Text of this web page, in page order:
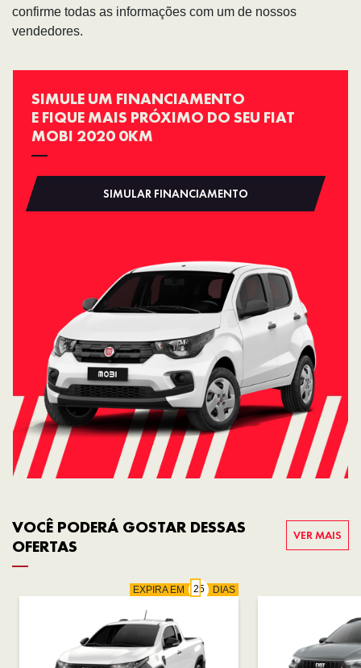
confirme todas as informações com um de nossos
vendedores.
SIMULE UM FINANCIAMENTO
E FIQUE MAIS PRÓXIMO DO SEU FIAT
MOBI 2020 0KM
SIMULAR FINANCIAMENTO
VOCÊ PODERÁ GOSTAR DESSAS
OFERTAS
VER MAIS
EXPIRA EM DIAS